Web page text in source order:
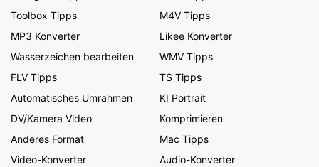
Toolbox Tipps
M4V Tipps
MP3 Konverter
Likee Konverter
Wasserzeichen bearbeiten
WMV Tipps
FLV Tipps
TS Tipps
Automatisches Umrahmen
KI Portrait
DV/Kamera Video
Komprimieren
Anderes Format
Mac Tipps
Video-Konverter
Audio-Konverter